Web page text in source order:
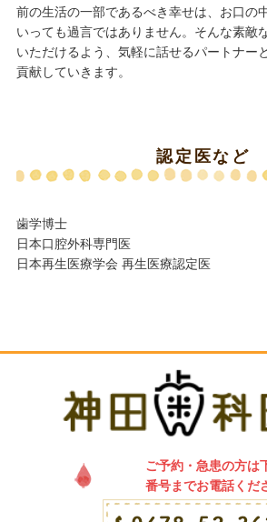
前の生活の一部であるべき幸せは、お口の
いっても過言ではありません。そんな素敵
いただけるよう、気軽に話せるパートナー
貢献していきます。
認定医など
歯学博士
日本口腔外科専門医
日本再生医療学会 再生医療認定医
ご予約・急患の方は
番号までお電話くだ